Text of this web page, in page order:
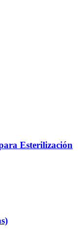
Esterilización